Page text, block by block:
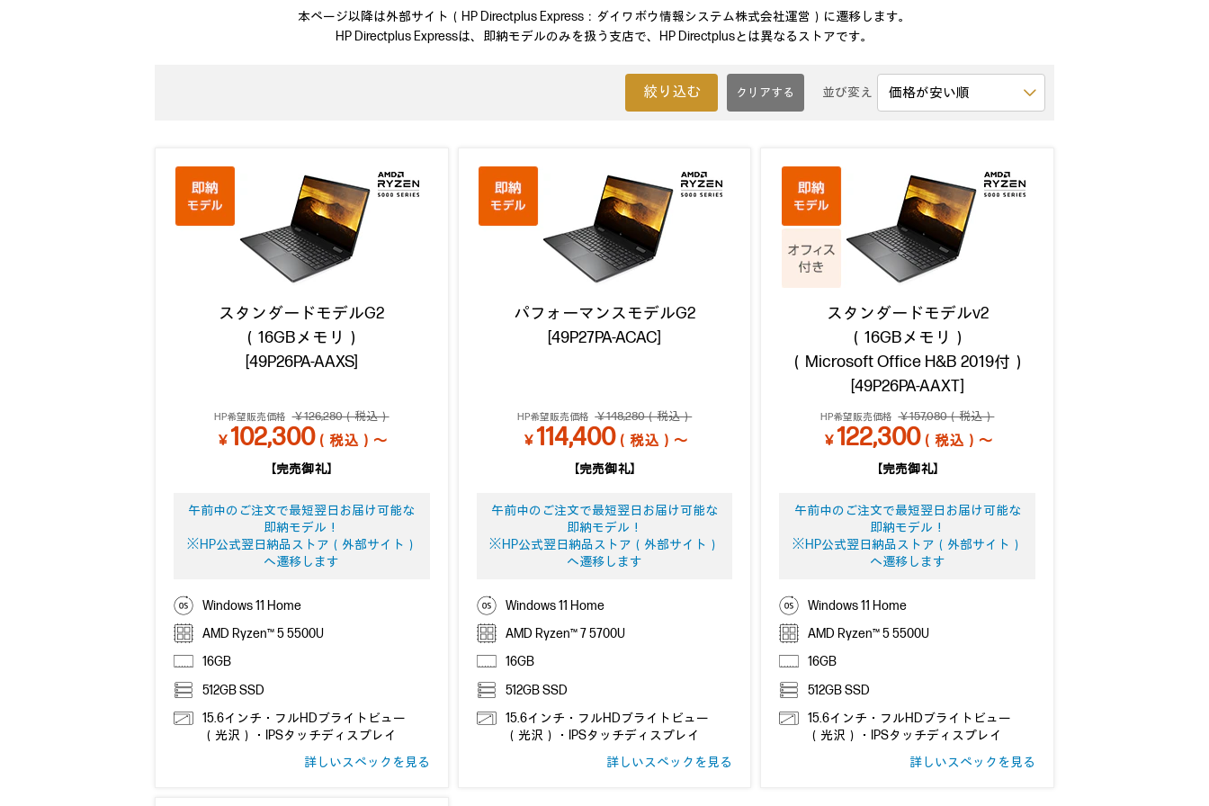
本ページ以降は外部サイト（HP Directplus Express：ダイワボウ情報システム株式会社運営）に遷移します。
HP Directplus Expressは、即納モデルのみを扱う支店で、HP Directplusとは異なるストアです。
絞り込む 並び変え
スタンダードモデルG2
（16GBメモリ）
[49P26PA-AAXS]
HP希望販売価格 ￥126,280（税込）
￥102,300（税込）～
【完売御礼】
午前中のご注文で最短翌日お届け可能な
即納モデル！
※HP公式翌日納品ストア（外部サイト）
へ遷移します
Windows 11 Home
AMD Ryzen™ 5 5500U
16GB
512GB SSD
15.6インチ・フルHDブライトビュー
（光沢）・IPSタッチディスプレイ
詳しいスペックを見る
パフォーマンスモデルG2
[49P27PA-ACAC]
HP希望販売価格 ￥148,280（税込）
￥114,400（税込）～
【完売御礼】
午前中のご注文で最短翌日お届け可能な
即納モデル！
※HP公式翌日納品ストア（外部サイト）
へ遷移します
Windows 11 Home
AMD Ryzen™ 7 5700U
16GB
512GB SSD
15.6インチ・フルHDブライトビュー
（光沢）・IPSタッチディスプレイ
詳しいスペックを見る
スタンダードモデルv2
（16GBメモリ）
（Microsoft Office H&B 2019付）
[49P26PA-AAXT]
HP希望販売価格 ￥157,080（税込）
￥122,300（税込）～
【完売御礼】
午前中のご注文で最短翌日お届け可能な
即納モデル！
※HP公式翌日納品ストア（外部サイト）
へ遷移します
Windows 11 Home
AMD Ryzen™ 5 5500U
16GB
512GB SSD
15.6インチ・フルHDブライトビュー
（光沢）・IPSタッチディスプレイ
詳しいスペックを見る